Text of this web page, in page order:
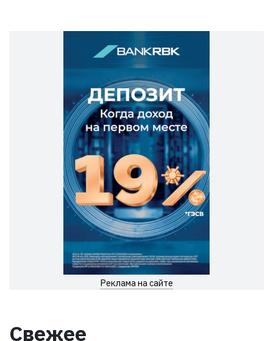
Реклама на сайте
Свежее